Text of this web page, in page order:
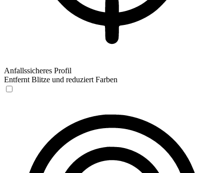
Anfallssicheres Profil
Entfernt Blitze und reduziert Farben